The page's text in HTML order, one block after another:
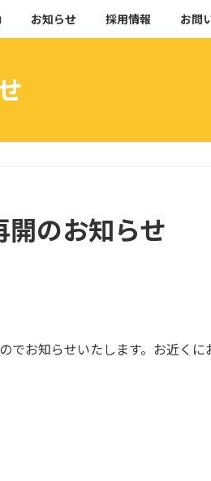
お知らせ 採用情報 お問
開のお知らせ
お知らせいたします。お近く